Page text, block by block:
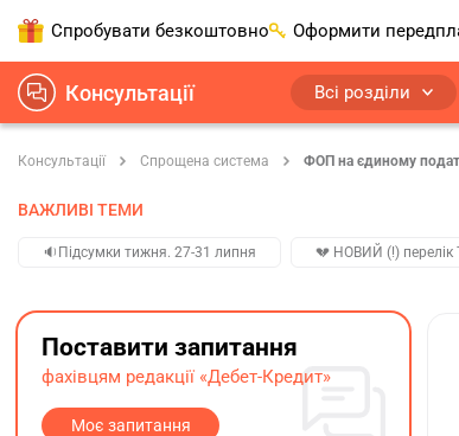
Спробувати безкоштовно Оформити
Консультації Всі розділи
Консультації Спрощена система ФОП на єдиному
ВАЖЛИВІ ТЕМИ
🔉Підсумки тижня. 27-31 липня 💔 НОВИЙ (!) перелік
Поставити запитання
фахівцям редакції «Дебет-Кредит»
Моє запитання